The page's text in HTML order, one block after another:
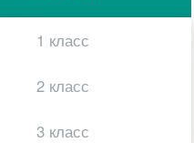
1 класс
2 класс
3 класс